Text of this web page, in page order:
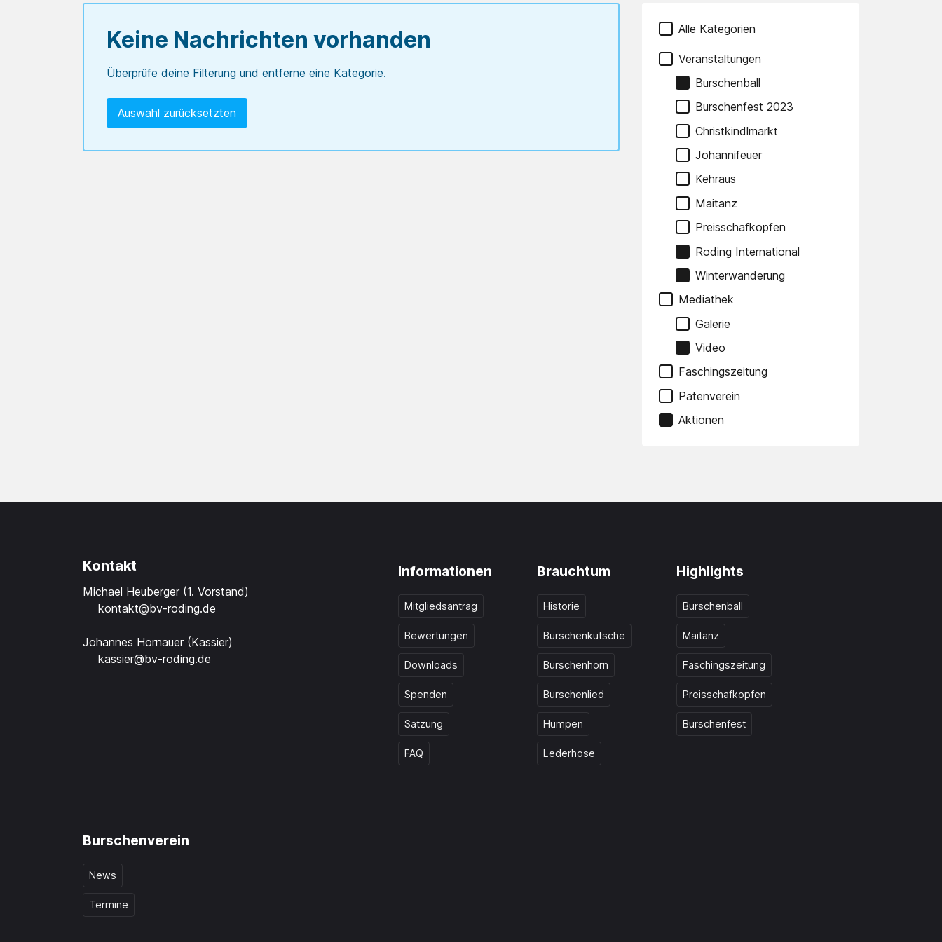
Keine Nachrichten vorhanden
Überprüfe deine Filterung und entferne eine Kategorie.
Auswahl zurücksetzten
Alle Kategorien
Veranstaltungen
Burschenball
Burschenfest 2023
Christkindlmarkt
Johannifeuer
Kehraus
Maitanz
Preisschafkopfen
Roding International
Winterwanderung
Mediathek
Galerie
Video
Faschingszeitung
Patenverein
Aktionen
Kontakt
Michael Heuberger (1. Vorstand)
kontakt@bv-roding.de
Johannes Hornauer (Kassier)
kassier@bv-roding.de
Informationen
Mitgliedsantrag
Bewertungen
Downloads
Spenden
Satzung
FAQ
Brauchtum
Historie
Burschenkutsche
Burschenhorn
Burschenlied
Humpen
Lederhose
Highlights
Burschenball
Maitanz
Faschingszeitung
Preisschafkopfen
Burschenfest
Burschenverein
News
Termine